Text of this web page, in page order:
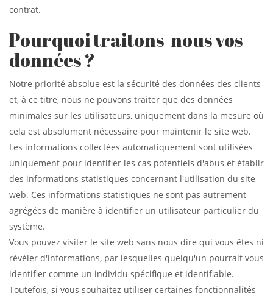
contrat.
Pourquoi traitons-nous vos
données ?
Notre priorité absolue est la sécurité des données des clients
et, à ce titre, nous ne pouvons traiter que des données
minimales sur les utilisateurs, uniquement dans la mesure où
cela est absolument nécessaire pour maintenir le site web.
Les informations collectées automatiquement sont utilisées
uniquement pour identifier les cas potentiels d'abus et établir
des informations statistiques concernant l'utilisation du site
web. Ces informations statistiques ne sont pas autrement
agrégées de manière à identifier un utilisateur particulier du
système.
Vous pouvez visiter le site web sans nous dire qui vous êtes ni
révéler d'informations, par lesquelles quelqu'un pourrait vous
identifier comme un individu spécifique et identifiable.
Toutefois, si vous souhaitez utiliser certaines fonctionnalités